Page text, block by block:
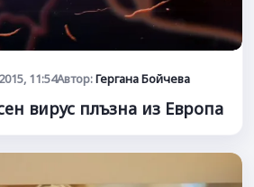
11:54Автор:Гергана Бойчева
вирус плъзна из Европа